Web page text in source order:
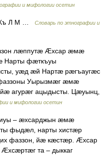
и мифологии осетин
Л М …
Словарь по этнографии и
лæппутæ Æхсар æмæ
фæткъуы
уæд æй Нартæ рæгъаугæс
Уырызмæг æмæ
агурæг ацыдысты. Цæуынц,
и мифологии осетин
– æхсарджын æмæ
фыдæл, нарты хистæр
фаззон, йæ кæстæр. Æхсар
та – дыккаг